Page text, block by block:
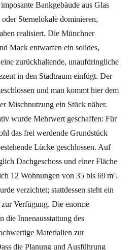
Bankgebäude aus Glas
Sternelokale dominieren,
realisiert. Die Münchner
Mack entwarfen ein solides,
zurückhaltende, unaufdringliche
in den Stadtraum einfügt. Der
und man kommt hier dem
Mischnutzung ein Stück näher.
wurde Mehrwert geschaffen: Für
das frei werdende Grundstück
Lücke geschlossen. Auf
Dachgeschoss und einer Fläche
12 Wohnungen von 35 bis 69 m².
verzichtet; stattdessen steht ein
Verfügung. Die enorme
die Innenausstattung des
Materialien zur
die Planung und Ausführung